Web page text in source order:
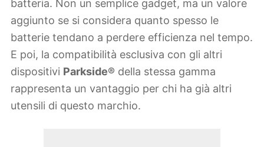
batteria. Non un semplice gadget, ma un valore
aggiunto se si considera quanto spesso le
batterie tendano a perdere efficienza nel tempo.
E poi, la compatibilità esclusiva con gli altri
dispositivi Parkside® della stessa gamma
rappresenta un vantaggio per chi ha già altri
utensili di questo marchio.